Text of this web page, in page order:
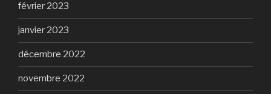
février 2023
janvier 2023
décembre 2022
novembre 2022